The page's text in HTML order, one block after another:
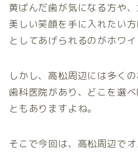
黄ばんだ歯が気になる方や
美しい笑顔を手に入れたい
としてあげられるのがホワ
しかし、高松周辺には多く
歯科医院があり、どこを選
ともありますよね。
そこで今回は、高松周辺で